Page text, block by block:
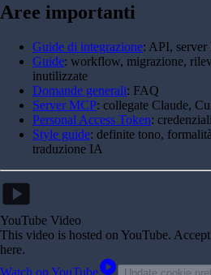
Aree importanti
Guide di integrazione: API,
Guide: workflow, migrazione,
inutilizzate
Domande generali: FAQ
Server MCP: collegate Claude,
Personal Access Token:
Style guide: definite tono,
traduzione IA
smart_display
YouTube Video
This video is hosted on YouTube.
here.
Watch on YouTubeplay_circle